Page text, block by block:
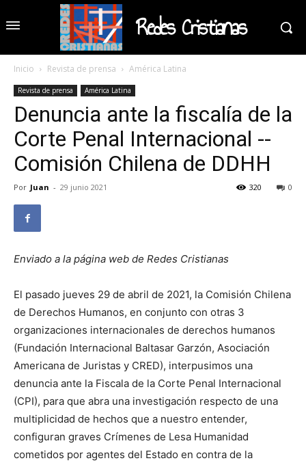
Redes Cristianas
Inicio Revista de prensa América Latina
Revista de prensa América Latina
Denuncia ante la fiscalía de la
Corte Penal Internacional --
Comisión Chilena de DDHH
Por Juan - 29 junio 2021 0
320
Enviado a la página web de Redes Cristianas
El pasado jueves 29 de abril de 2021, la Comisión Chilena
de Derechos Humanos, en conjunto con otras 3
organizaciones internacionales de derechos humanos
(Fundación Internacional Baltasar Garzón, Asociación
Americana de Juristas y CRED), interpusimos una
denuncia ante la Fiscala de la Corte Penal Internacional
(CPI), para que abra una investigación respecto de una
multiplicidad de hechos que a nuestro entender,
configuran graves Crímenes de Lesa Humanidad
cometidos por agentes del Estado en contra de la